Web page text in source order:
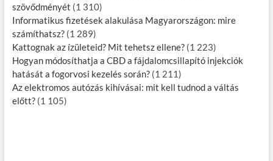
szövődményét (1 310)
Informatikus fizetések alakulása Magyarországon: mire
számíthatsz? (1 289)
Kattognak az ízületeid? Mit tehetsz ellene? (1 223)
Hogyan módosíthatja a CBD a fájdalomcsillapító injekciók
hatását a fogorvosi kezelés során? (1 211)
Az elektromos autózás kihívásai: mit kell tudnod a váltás
előtt? (1 105)